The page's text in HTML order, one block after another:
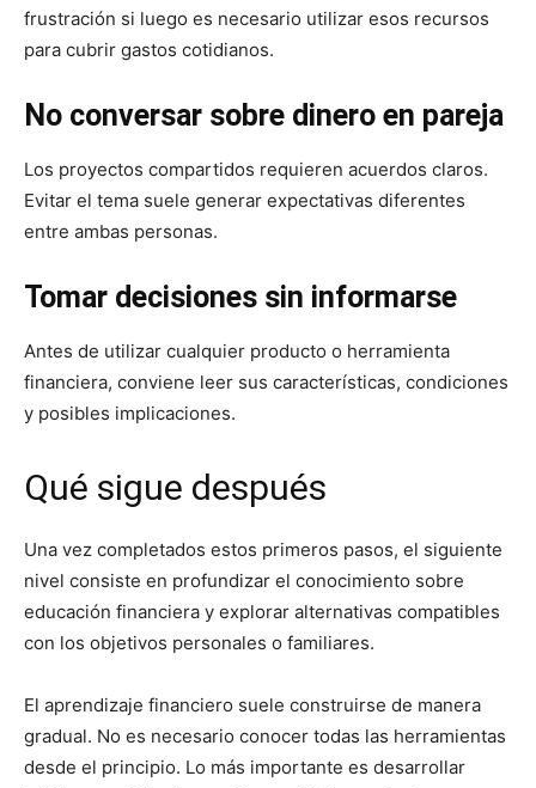
frustración si luego es necesario utilizar esos recursos
para cubrir gastos cotidianos.
No conversar sobre dinero en pareja
Los proyectos compartidos requieren acuerdos claros.
Evitar el tema suele generar expectativas diferentes
entre ambas personas.
Tomar decisiones sin informarse
Antes de utilizar cualquier producto o herramienta
financiera, conviene leer sus características, condiciones
y posibles implicaciones.
Qué sigue después
Una vez completados estos primeros pasos, el siguiente
nivel consiste en profundizar el conocimiento sobre
educación financiera y explorar alternativas compatibles
con los objetivos personales o familiares.
El aprendizaje financiero suele construirse de manera
gradual. No es necesario conocer todas las herramientas
desde el principio. Lo más importante es desarrollar